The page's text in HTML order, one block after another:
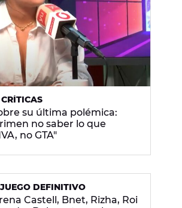
su última polémica:
no saber lo que
no GTA"
DEFINITIVO
Castell, Bnet, Rizha, Roi